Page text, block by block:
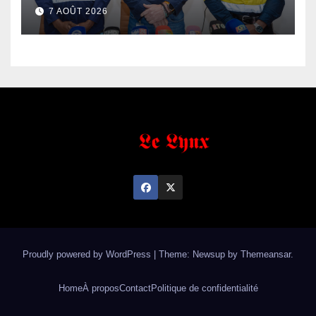
de fer exportées
7 AOÛT 2026
Proudly powered by WordPress Theme: Newsup by Themeansar.
HomeÀ proposContactPolitique de confidentialité